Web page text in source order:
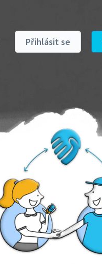
Přihlásit se